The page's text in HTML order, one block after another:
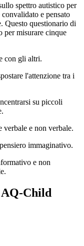
spettro autistico per
e pensato
Questo questionario di
per misurare cinque
con gli altri.
l'attenzione tra i
su piccoli
verbale e non verbale.
immaginativo.
e non
AQ-Child